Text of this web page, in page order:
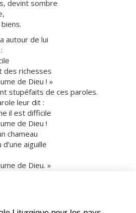
devint sombre
autour de lui
des richesses
de Dieu ! »
stupéfaits de ces paroles.
leur dit :
il est difficile
de Dieu !
chameau
aiguille
de Dieu. »
entre eux :
sauvé ? »
dit :